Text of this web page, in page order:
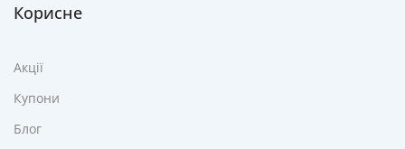
Корисне
Акції
Купони
Блог